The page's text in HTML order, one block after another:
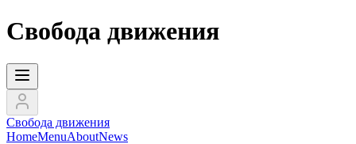
Свобода движения
Свобода движения
HomeMenuAboutNews